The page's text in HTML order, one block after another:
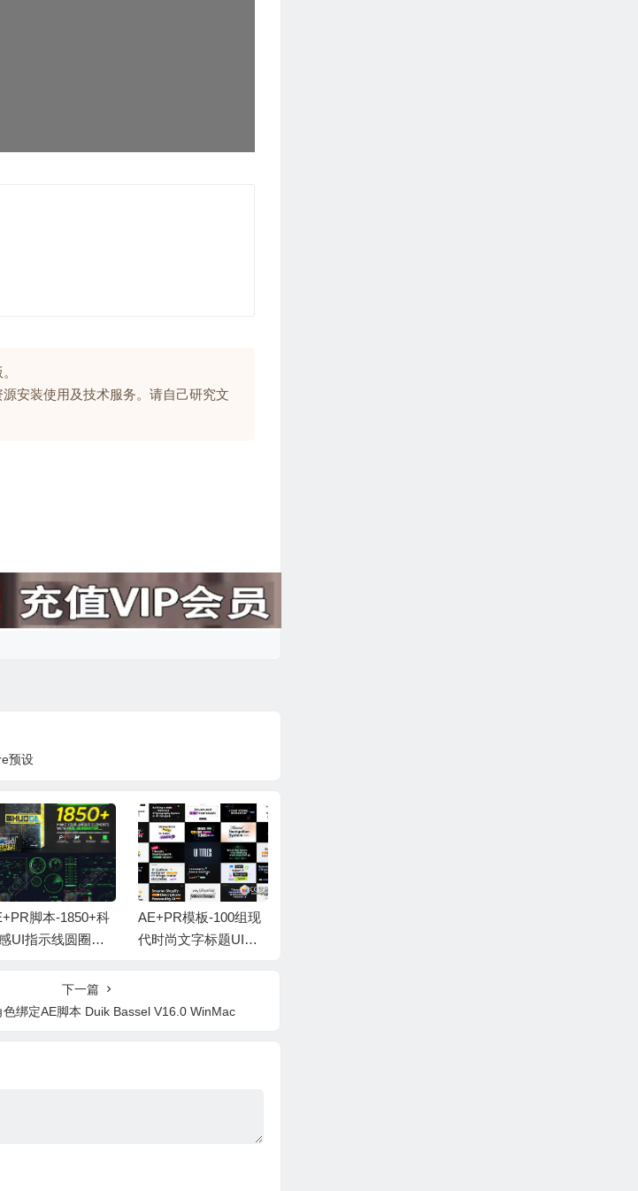
安装使用及技术服务。请自己研究文
预设
脚本-1850+科
UI指示线圆圈边
面动画元素 HUDG
AE+PR模板-100组现
代时尚文字标题UI排
下一篇
色绑定AE脚本 Duik Bassel V16.0 WinMac